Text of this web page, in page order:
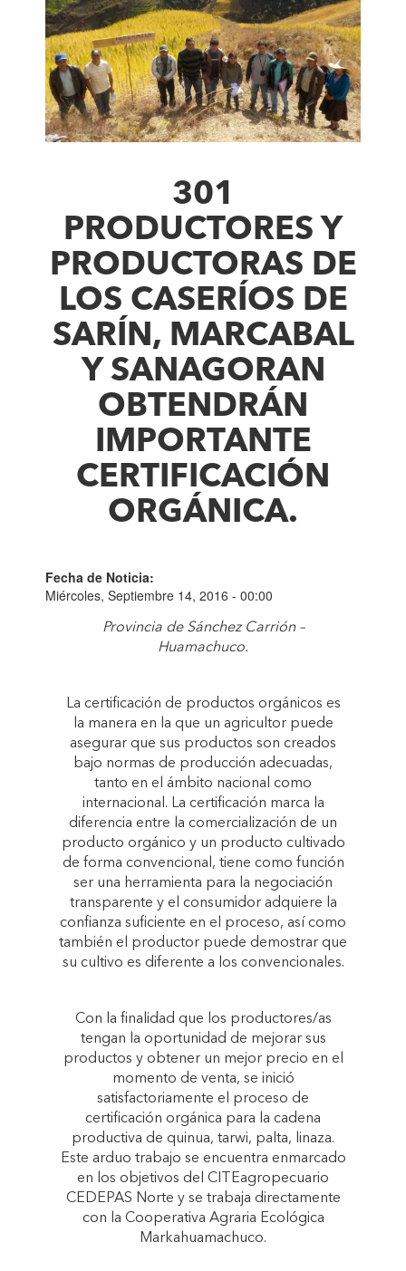
301
PRODUCTORES Y
PRODUCTORAS DE
LOS CASERÍOS DE
SARÍN, MARCABAL
Y SANAGORAN
OBTENDRÁN
IMPORTANTE
CERTIFICACIÓN
ORGÁNICA.
Fecha de Noticia:
Miércoles, Septiembre 14, 2016 - 00:00
Provincia de Sánchez Carrión –
Huamachuco.
La certificación de productos orgánicos es
la manera en la que un agricultor puede
asegurar que sus productos son creados
bajo normas de producción adecuadas,
tanto en el ámbito nacional como
internacional. La certificación marca la
diferencia entre la comercialización de un
producto orgánico y un producto cultivado
de forma convencional, tiene como función
ser una herramienta para la negociación
transparente y el consumidor adquiere la
confianza suficiente en el proceso, así como
también el productor puede demostrar que
su cultivo es diferente a los convencionales.
Con la finalidad que los productores/as
tengan la oportunidad de mejorar sus
productos y obtener un mejor precio en el
momento de venta, se inició
satisfactoriamente el proceso de
certificación orgánica para la cadena
productiva de quinua, tarwi, palta, linaza.
Este arduo trabajo se encuentra enmarcado
en los objetivos del CITEagropecuario
CEDEPAS Norte y se trabaja directamente
con la Cooperativa Agraria Ecológica
Markahuamachuco.